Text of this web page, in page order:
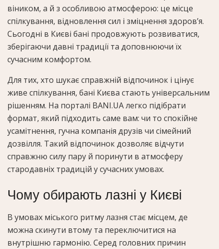
віником, а й з особливою атмосферою: це місце
спілкування, відновлення сил і зміцнення здоров’я.
Сьогодні в Києві бані продовжують розвиватися,
зберігаючи давні традиції та доповнюючи їх
сучасним комфортом.
Для тих, хто шукає справжній відпочинок і цінує
живе спілкування, бані Києва стають універсальним
рішенням. На порталі BANI.UA легко підібрати
формат, який підходить саме вам: чи то спокійне
усамітнення, гучна компанія друзів чи сімейний
дозвілля. Такий відпочинок дозволяє відчути
справжню силу пару й поринути в атмосферу
стародавніх традицій у сучасних умовах.
Чому обирають лазні у Києві
В умовах міського ритму лазня стає місцем, де
можна скинути втому та переключитися на
внутрішню гармонію. Серед головних причин